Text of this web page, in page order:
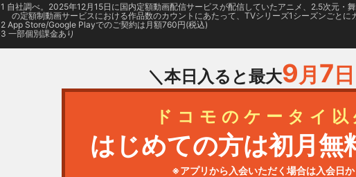
1 自社調べ。2025年12月15日に国内定額動画配信サービスが配信していたアニメ、2.5次元・
の定額制動画サービスにおける作品数のカウントにあたって、TVシリーズ1シーズンごとに
2 App Store/Google Playでのご契約は月額760円(税込)
3 一部個別課金あり
＼本日入ると最大9月 7 日
ドコモのケータイ
はじめての方は初月無
※アプリから入会いただく場合は入会日